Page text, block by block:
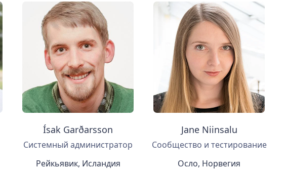
Ísak Garðarsson
Системный администратор
Рейкьявик, Исландия
Jane Niinsalu
Сообщество и тестирование
Осло, Норвегия